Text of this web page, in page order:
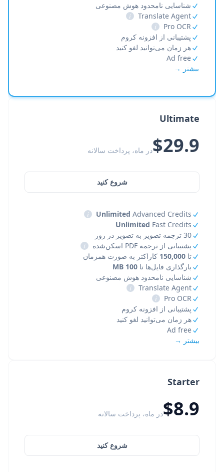
Starter
$8.9در ماه، پرداخت سالانه
شروع کنید
شناسایی نامحدود هوش مصنوعی
Translate Agent
i
Pro OCR
i
پشتیبانی از افزونه کروم
هر زمان می‌توانید لغو کنید
Ad free
بیشتر →
Ultimate
$29.9در ماه، پرداخت سالانه
شروع کنید
Unlimited Advanced Credits
i
Unlimited Fast Credits
30 ترجمه تصویر به تصویر در روز
پشتیبانی از ترجمه PDF اسکن‌شده
i
تا 150,000 کاراکتر به صورت همزمان
بارگذاری فایل‌ها تا 100 MB
شناسایی نامحدود هوش مصنوعی
Translate Agent
i
Pro OCR
i
پشتیبانی از افزونه کروم
هر زمان می‌توانید لغو کنید
Ad free
بیشتر →